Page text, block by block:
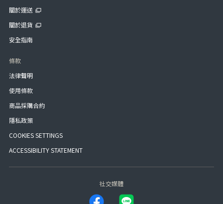
關於運送
關於退貨
安全指南
條款
法律聲明
使用條款
商品採購合約
隱私政策
COOKIES SETTINGS
ACCESSIBILITY STATEMENT
社交媒體